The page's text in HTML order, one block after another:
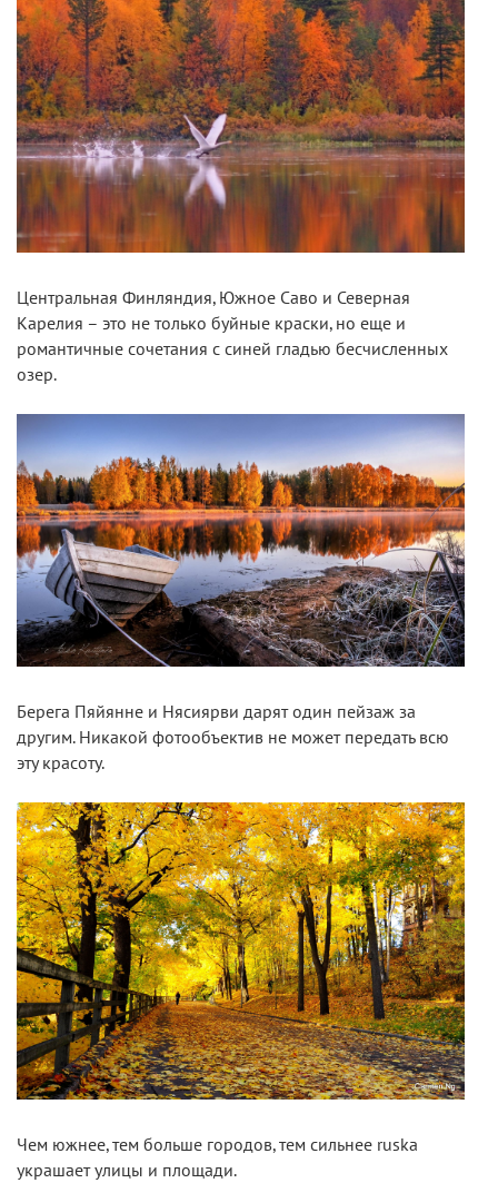
Центральная Финляндия, Южное Саво и Северная
Карелия – это не только буйные краски, но еще и
романтичные сочетания с синей гладью бесчисленных
озер.
Берега Пяйянне и Нясиярви дарят один пейзаж за
другим. Никакой фотообъектив не может передать всю
эту красоту.
Чем южнее, тем больше городов, тем сильнее ruska
украшает улицы и площади.